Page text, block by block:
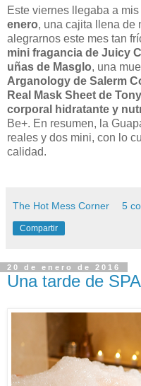
Este viernes llegaba a
enero, una cajita llena de
alegrarnos este mes tan
mini fragancia de Juicy
uñas de Masglo, una
Arganology de Salerm
Real Mask Sheet de
corporal hidratante y
Be+. En resumen, la
reales y dos mini, con lo
calidad.
The Hot Mess Corner 5
Compartir
20 de enero de 2016
Una tarde de